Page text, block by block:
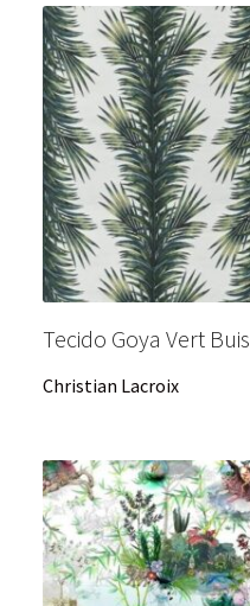
Tecido Goya Vert Buis
Christian Lacroix